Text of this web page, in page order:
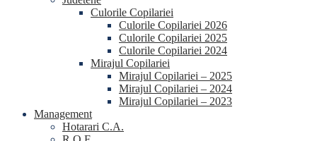
Culorile Copilariei
Culorile Copilariei 2026
Culorile Copilariei 2025
Culorile Copilariei 2024
Mirajul Copilariei
Mirajul Copilariei – 2025
Mirajul Copilariei – 2024
Mirajul Copilariei – 2023
Management
Hotarari C.A.